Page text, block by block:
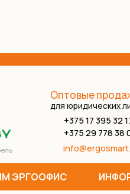
Оптовые
для юридических
+375 17 395 32
+375 29 778 38
ЭРГООФИС